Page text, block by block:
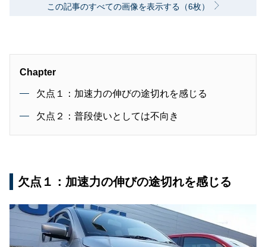
この記事のすべての画像を表示する（6枚）
Chapter
欠点１：加速力の伸びの途切れを感じる
欠点２：普段使いとしては不向き
欠点１：加速力の伸びの途切れを感じる